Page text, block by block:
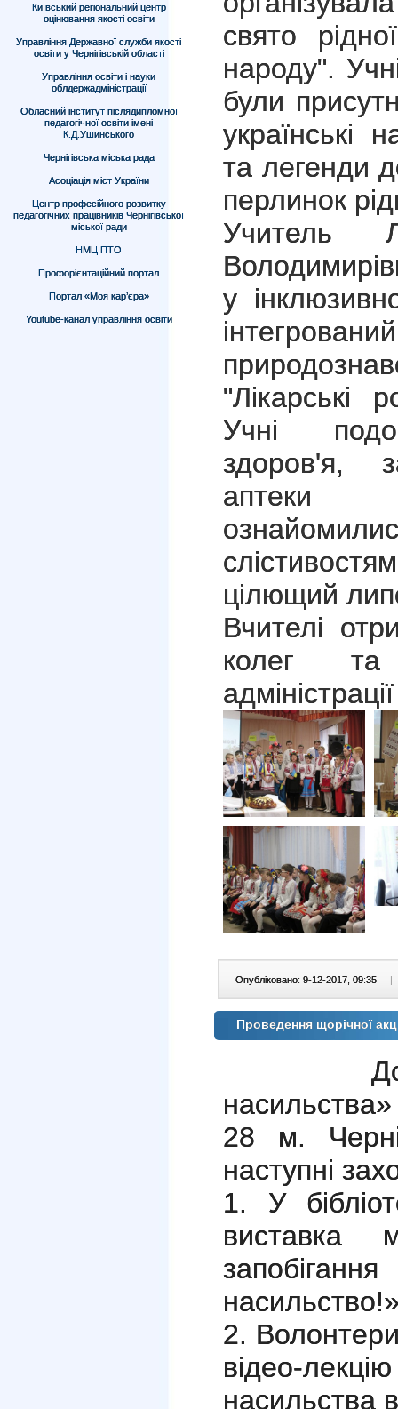
Київський регіональний центр
оцінювання якості освіти
Управління Державної служби якості
освіти у Чернігівській області
Управління освіти і науки
облдержадміністрації
Обласний інститут післядипломної
педагогічної освіти імені
К.Д.Ушинського
Чернігівська міська рада
Асоціація міст України
Центр професійного розвитку
педагогічних працівників Чернігівської
міської ради
НМЦ ПТО
Профорієнтаційний портал
Портал «Моя кар’єра»
Youtube-канал управління освіти
свято
народу".
були
українські
та легенди
перлинок
Учитель
у
"Лікарські
Учні
здоров'я,
аптеки
цілющий
Вчителі
колег та
Опубліковано: 9-12-2017, 09:35 |
Проведення щорічної
До
28 м.
наступні
1. У
виставка
2.
відео-
насильства